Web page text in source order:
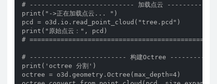
# --------------------------- 加载点云
print("->正在加载点云... ")
pcd = o3d.io.read_point_cloud("tree.pcd")
print("原始点云：", pcd)
#
# ------------------------- 构建Octree
print('octree 分割')
octree = o3d.geometry.Octree(max_depth=4)